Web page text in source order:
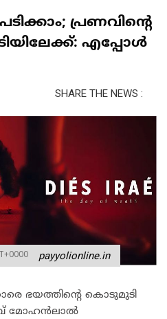
പ്രണവിന്റെ
എപ്പോൾ
SHARE THE NEWS :
payyolionline.in
ഭയത്തിന്റെ കൊടുമുടി
മോഹൻലാൽ